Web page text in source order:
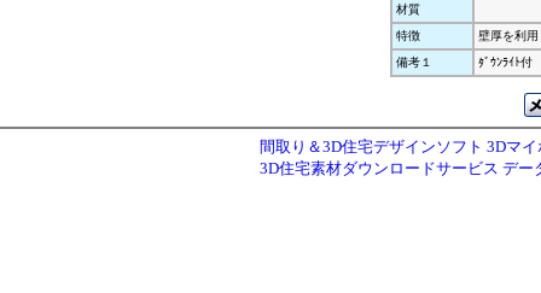
材質
特徴
壁厚を利
備考１
ﾀﾞｳﾝﾗｲﾄ付
間取り＆3D住宅デザインソフト 3Dマ
3D住宅素材ダウンロードサービス デー